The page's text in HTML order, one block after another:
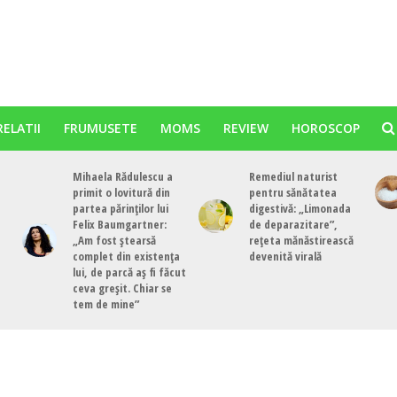
FRUMUSETE MOMS REVIEW HOROSCOP
Mihaela Rădulescu a
primit o lovitură din
partea părinților lui
Felix Baumgartner:
„Am fost ștearsă
complet din existența
lui, de parcă aș fi făcut
ceva greșit. Chiar se
tem de mine”
Remediul naturist
pentru sănătatea
digestivă: „Limonada
de deparazitare”,
rețeta mănăstirească
devenită virală